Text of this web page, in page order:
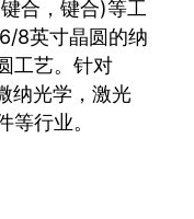
合，键合)等工
8英寸晶圆的纳
工艺。针对
纳光学，激光
行业。